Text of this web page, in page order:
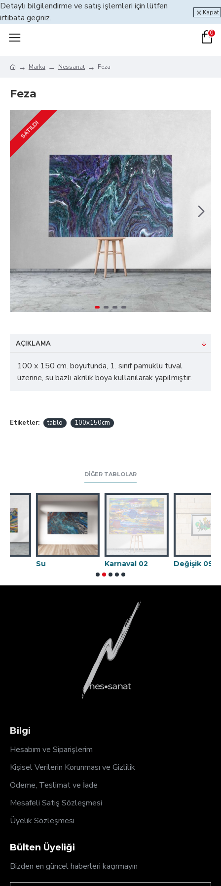
Detaylı bilgilendirme ve satış işlemleri için lütfen
irtibata geçiniz.
Kapat
0
Marka Nessanat Feza
Feza
SATILDI
AÇIKLAMA
100 x 150 cm. boyutunda, 1. sınıf pamuklu tuval
üzerine, su bazlı akrilik boya kullanılarak yapılmıştır.
Etiketler: tablo 100x150cm
DIĞER TABLOLAR
Karnaval 02 Değişik 09
Bilgi
Hesabım ve Siparişlerim
Kişisel Verilerin Korunması ve Gizlilik
Ödeme, Teslimat ve İade
Mesafeli Satış Sözleşmesi
Üyelik Sözleşmesi
Bülten Üyeliği
Bizden en güncel haberleri kaçırmayın